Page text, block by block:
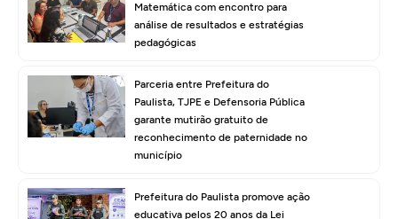
Matemática com encontro para
análise de resultados e estratégias
pedagógicas
Parceria entre Prefeitura do
Paulista, TJPE e Defensoria Pública
garante mutirão gratuito de
reconhecimento de paternidade no
município
Prefeitura do Paulista promove ação
educativa pelos 20 anos da Lei